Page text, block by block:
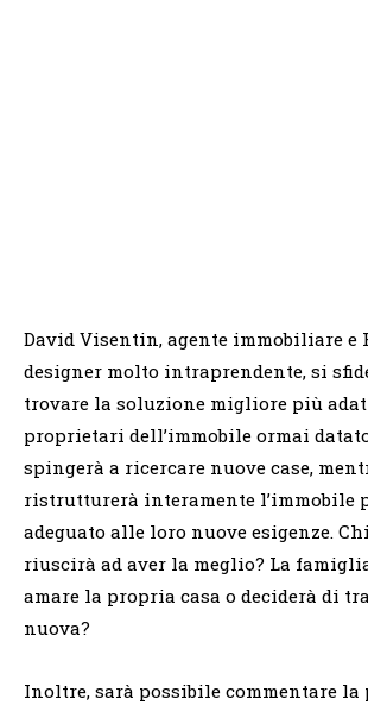
David Visentin, agente immobiliare e
designer molto intraprendente, si
trovare la soluzione migliore più
proprietari dell’immobile ormai
spingerà a ricercare nuove case,
ristrutturerà interamente l’immobile
adeguato alle loro nuove esigenze.
riuscirà ad aver la meglio? La
amare la propria casa o deciderà di
nuova?
Inoltre, sarà possibile commentare la